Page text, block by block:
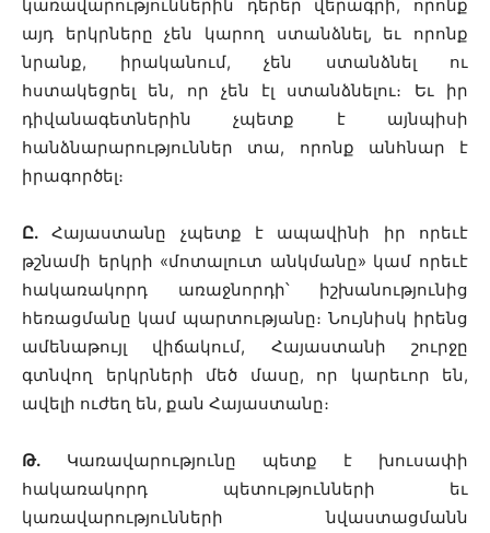
կառավարություններին դերեր վերագրի, որոնք
այդ երկրները չեն կարող ստանձնել, եւ որոնք
նրանք, իրականում, չեն ստանձնել ու
հստակեցրել են, որ չեն էլ ստանձնելու։ Եւ իր
դիվանագետներին չպետք է այնպիսի
հանձնարարություններ տա, որոնք անհնար է
իրագործել։
Ը. Հայաստանը չպետք է ապավինի իր որեւէ
թշնամի երկրի «մոտալուտ անկմանը» կամ որեւէ
հակառակորդ առաջնորդի՝ իշխանությունից
հեռացմանը կամ պարտությանը։ Նույնիսկ իրենց
ամենաթույլ վիճակում, Հայաստանի շուրջը
գտնվող երկրների մեծ մասը, որ կարեւոր են,
ավելի ուժեղ են, քան Հայաստանը։
Թ. Կառավարությունը պետք է խուսափի
հակառակորդ պետությունների եւ
կառավարությունների նվաստացմանն